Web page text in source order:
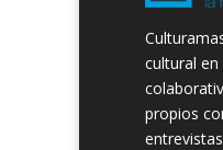
cultural
propios